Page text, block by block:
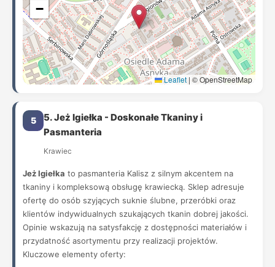
−
Leaflet | © OpenStreetMap
5
5. Jeż Igiełka - Doskonałe Tkaniny i
Pasmanteria
Krawiec
Jeż Igiełka to pasmanteria Kalisz z silnym akcentem na
tkaniny i kompleksową obsługę krawiecką. Sklep adresuje
ofertę do osób szyjących suknie ślubne, przeróbki oraz
klientów indywidualnych szukających tkanin dobrej jakości.
Opinie wskazują na satysfakcję z dostępności materiałów i
przydatność asortymentu przy realizacji projektów.
Kluczowe elementy oferty: